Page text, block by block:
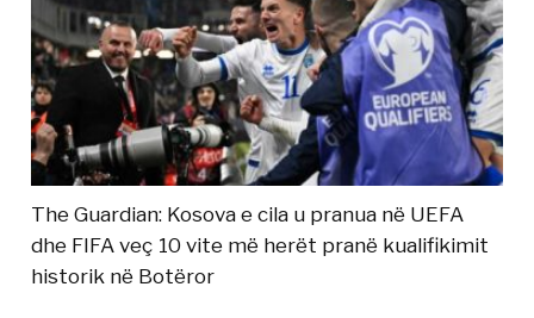
The Guardian: Kosova e cila u pranua në UEFA
dhe FIFA veç 10 vite më herët pranë kualifikimit
historik në Botëror